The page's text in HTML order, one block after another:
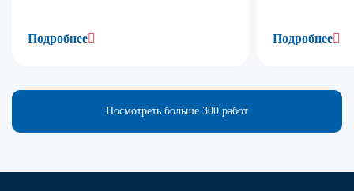
Подробнее Подробнее
Посмотреть больше 300 работ